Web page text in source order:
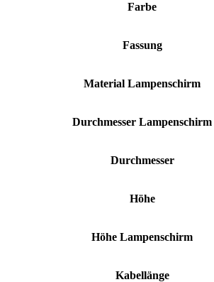
Farbe
Fassung
Material Lampenschirm
Durchmesser Lampenschirm
Durchmesser
Höhe
Höhe Lampenschirm
Kabellänge